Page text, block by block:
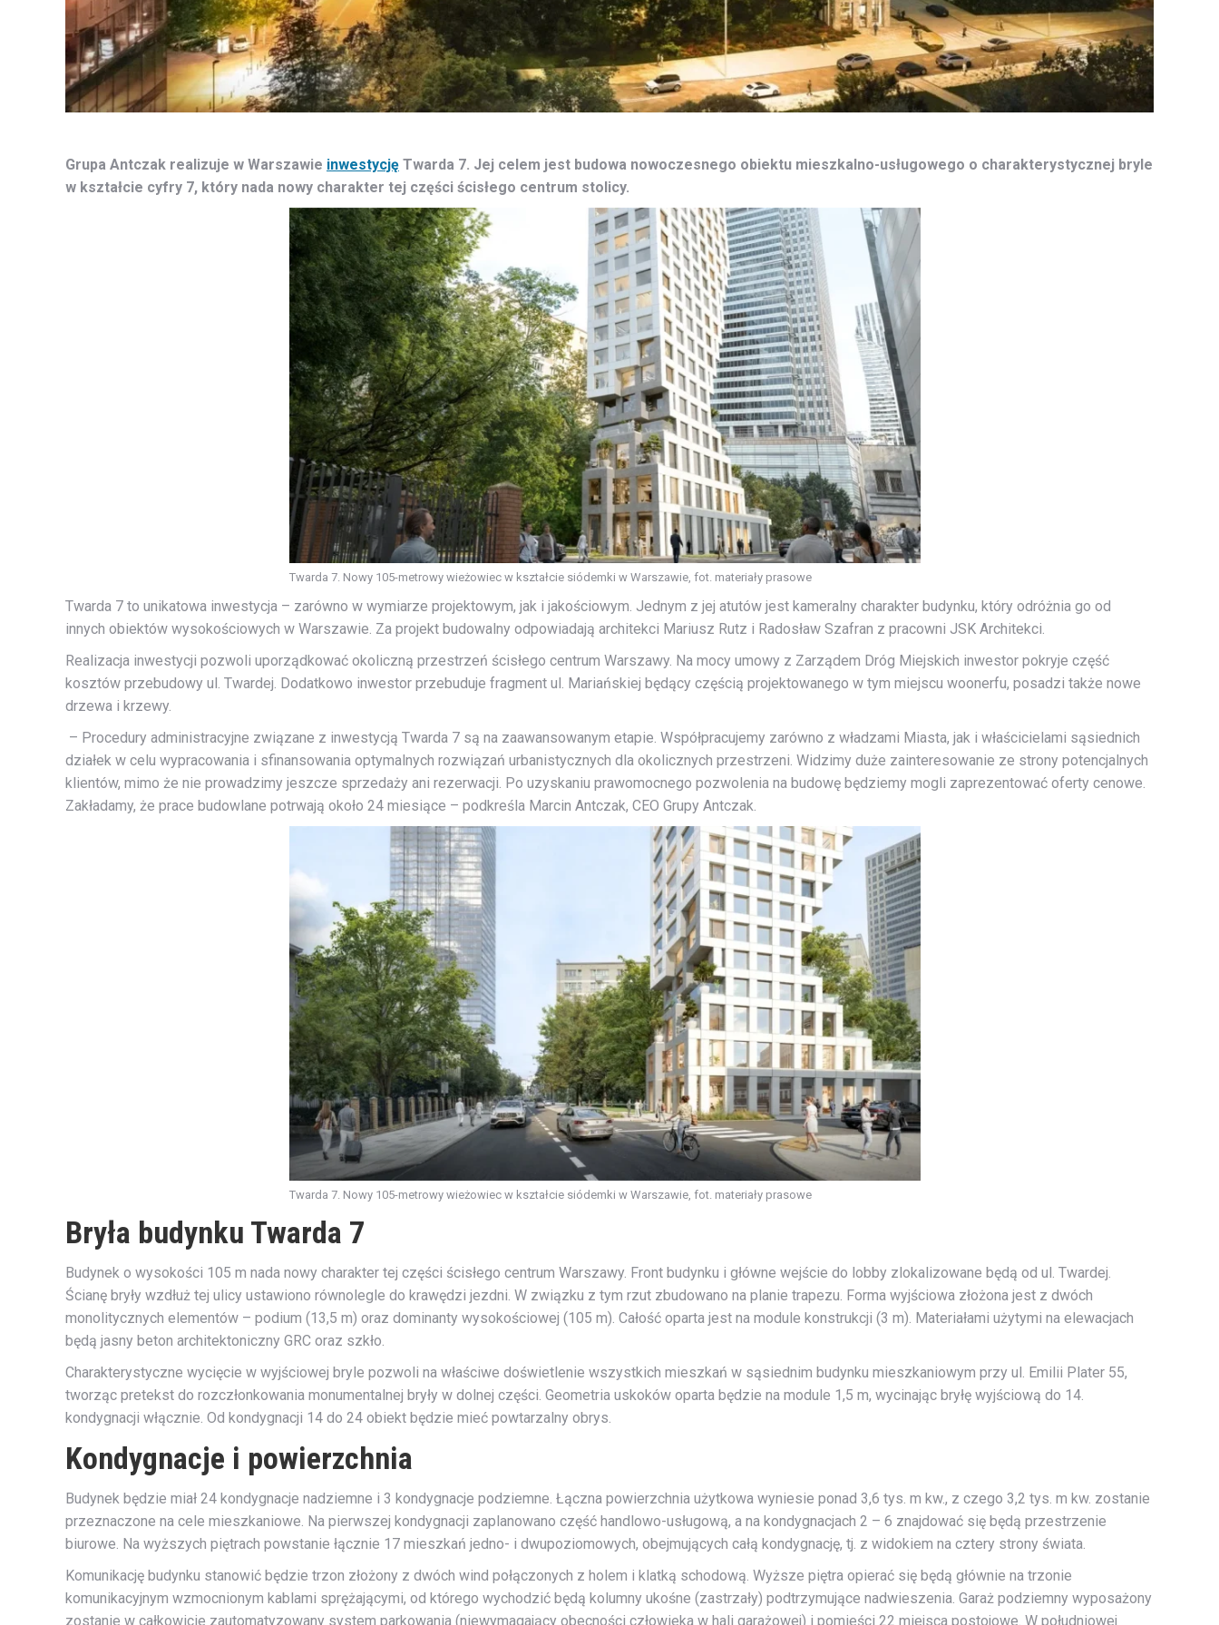
Grupa Antczak realizuje w Warszawie inwestycję Twarda 7. Jej celem jest budowa nowoczesnego obiektu mieszkalno-usługowego o charakterystycznej bryle
w kształcie cyfry 7, który nada nowy charakter tej części ścisłego centrum stolicy.
Twarda 7. Nowy 105-metrowy wieżowiec w kształcie siódemki w Warszawie, fot. materiały prasowe
Twarda 7 to unikatowa inwestycja – zarówno w wymiarze projektowym, jak i jakościowym. Jednym z jej atutów jest kameralny charakter budynku, który odróżnia go od
innych obiektów wysokościowych w Warszawie. Za projekt budowalny odpowiadają architekci Mariusz Rutz i Radosław Szafran z pracowni JSK Architekci.
Realizacja inwestycji pozwoli uporządkować okoliczną przestrzeń ścisłego centrum Warszawy. Na mocy umowy z Zarządem Dróg Miejskich inwestor pokryje część
kosztów przebudowy ul. Twardej. Dodatkowo inwestor przebuduje fragment ul. Mariańskiej będący częścią projektowanego w tym miejscu woonerfu, posadzi także nowe
drzewa i krzewy.
– Procedury administracyjne związane z inwestycją Twarda 7 są na zaawansowanym etapie. Współpracujemy zarówno z władzami Miasta, jak i właścicielami sąsiednich
działek w celu wypracowania i sfinansowania optymalnych rozwiązań urbanistycznych dla okolicznych przestrzeni. Widzimy duże zainteresowanie ze strony potencjalnych
klientów, mimo że nie prowadzimy jeszcze sprzedaży ani rezerwacji. Po uzyskaniu prawomocnego pozwolenia na budowę będziemy mogli zaprezentować oferty cenowe.
Zakładamy, że prace budowlane potrwają około 24 miesiące – podkreśla Marcin Antczak, CEO Grupy Antczak.
Twarda 7. Nowy 105-metrowy wieżowiec w kształcie siódemki w Warszawie, fot. materiały prasowe
Bryła budynku Twarda 7
Budynek o wysokości 105 m nada nowy charakter tej części ścisłego centrum Warszawy. Front budynku i główne wejście do lobby zlokalizowane będą od ul. Twardej.
Ścianę bryły wzdłuż tej ulicy ustawiono równolegle do krawędzi jezdni. W związku z tym rzut zbudowano na planie trapezu. Forma wyjściowa złożona jest z dwóch
monolitycznych elementów – podium (13,5 m) oraz dominanty wysokościowej (105 m). Całość oparta jest na module konstrukcji (3 m). Materiałami użytymi na elewacjach
będą jasny beton architektoniczny GRC oraz szkło.
Charakterystyczne wycięcie w wyjściowej bryle pozwoli na właściwe doświetlenie wszystkich mieszkań w sąsiednim budynku mieszkaniowym przy ul. Emilii Plater 55,
tworząc pretekst do rozczłonkowania monumentalnej bryły w dolnej części. Geometria uskoków oparta będzie na module 1,5 m, wycinając bryłę wyjściową do 14.
kondygnacji włącznie. Od kondygnacji 14 do 24 obiekt będzie mieć powtarzalny obrys.
Kondygnacje i powierzchnia
Budynek będzie miał 24 kondygnacje nadziemne i 3 kondygnacje podziemne. Łączna powierzchnia użytkowa wyniesie ponad 3,6 tys. m kw., z czego 3,2 tys. m kw. zostanie
przeznaczone na cele mieszkaniowe. Na pierwszej kondygnacji zaplanowano część handlowo-usługową, a na kondygnacjach 2 – 6 znajdować się będą przestrzenie
biurowe. Na wyższych piętrach powstanie łącznie 17 mieszkań jedno- i dwupoziomowych, obejmujących całą kondygnację, tj. z widokiem na cztery strony świata.
Komunikację budynku stanowić będzie trzon złożony z dwóch wind połączonych z holem i klatką schodową. Wyższe piętra opierać się będą głównie na trzonie
komunikacyjnym wzmocnionym kablami sprężającymi, od którego wychodzić będą kolumny ukośne (zastrzały) podtrzymujące nadwieszenia. Garaż podziemny wyposażony
zostanie w całkowicie zautomatyzowany system parkowania (niewymagający obecności człowieka w hali garażowej) i pomieści 22 miejsca postojowe. W południowej